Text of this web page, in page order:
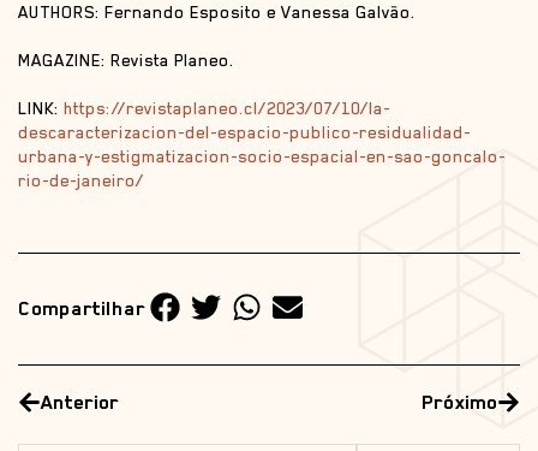
AUTHORS: Fernando Esposito e Vanessa Galvão.
MAGAZINE: Revista Planeo.
LINK: https://revistaplaneo.cl/2023/07/10/la-
descaracterizacion-del-espacio-publico-residualidad-
urbana-y-estigmatizacion-socio-espacial-en-sao-goncalo-
rio-de-janeiro/
Compartilhar
Anterior Próximo